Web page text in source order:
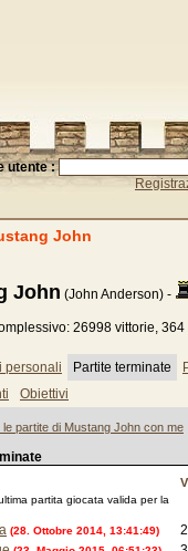
utente :
John
John (John Anderson) -
26998 vittorie,
personali Partite terminate
Obiettivi
le partite di Mustang John con me
partita giocata valida per la
(28. Ottobre 2014, 13:41:49)